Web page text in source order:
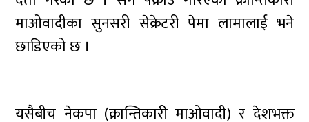
माओवादीका सुनसरी सेक्रेटरी पेमा लामालाई भने
छाडिएको छ ।
यसैबीच नेकपा (क्रान्तिकारी माओवादी) र देशभक्त